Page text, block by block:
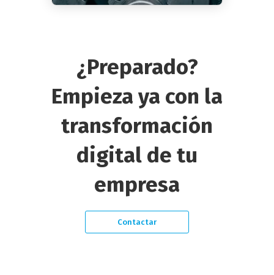
¿Preparado?
Empieza ya con la
transformación
digital de tu
empresa
Contactar